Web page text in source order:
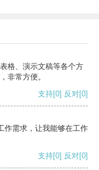
格、演示文稿等各个方
非常方便。
支持[0] 反对[0]
作需求，让我能够在工作
支持[0] 反对[0]